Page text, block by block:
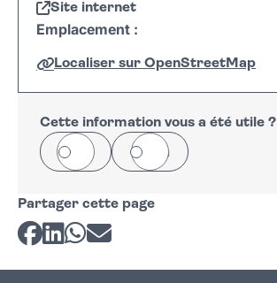
Site internet
Emplacement :
Localiser sur OpenStreetMap
+
−
Leaflet
Cette information vous a été utile ?
Oui Non
Partager cette page
Partager sur Facebook
Partager sur LinkedIn
Partager sur Whatsapp
Partager par courriel